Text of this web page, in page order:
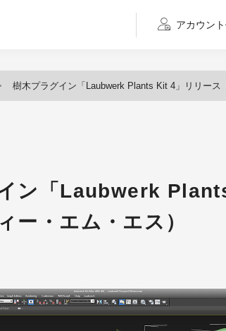
アカウン
樹木プラグイン「Laubwerk Plants Kit 4」リリース
ン「Laubwerk
ー・エム・エス）